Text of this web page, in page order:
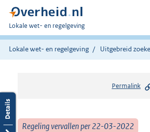
U
bent
hier:
Lokale wet- en regelgeving
Lokale wet- en regelgeving Uitgebreid
Permalink
Regeling vervallen per 22-03-2022